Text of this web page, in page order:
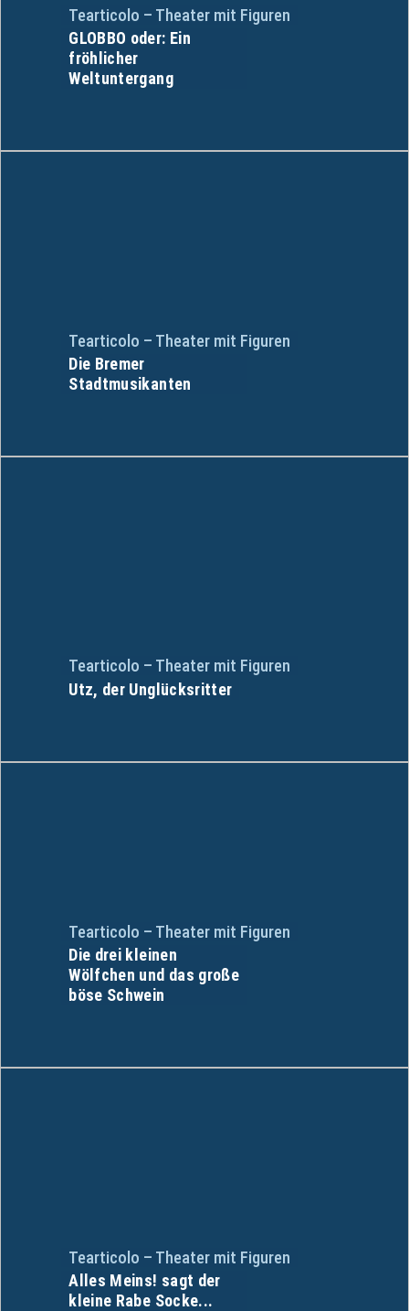
Tearticolo – Theater mit Figuren
GLOBBO oder: Ein
fröhlicher
Weltuntergang
Tearticolo – Theater mit Figuren
Die Bremer
Stadtmusikanten
Tearticolo – Theater mit Figuren
Utz, der Unglücksritter
Tearticolo – Theater mit Figuren
Die drei kleinen
Wölfchen und das große
böse Schwein
Tearticolo – Theater mit Figuren
Alles Meins! sagt der
kleine Rabe Socke...